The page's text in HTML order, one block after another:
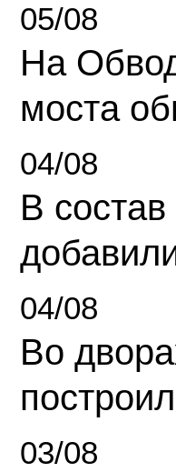
05/08
На
моста
04/08
В
04/08
Во
03/08